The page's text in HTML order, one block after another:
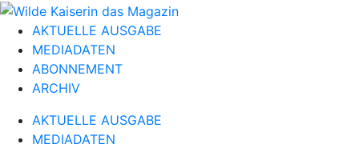
AKTUELLE AUSGABE
MEDIADATEN
ABONNEMENT
ARCHIV
AKTUELLE AUSGABE
MEDIADATEN